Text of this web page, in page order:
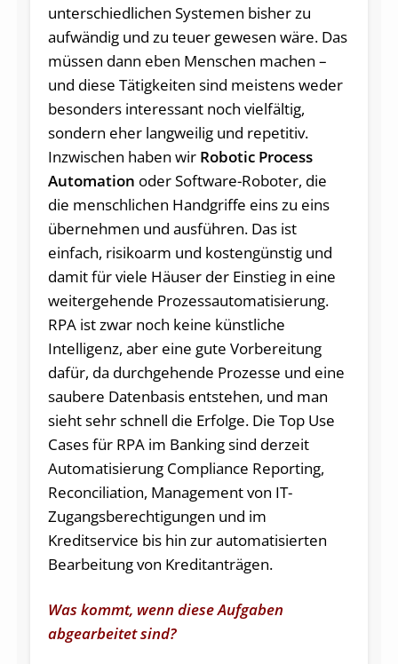
unterschiedlichen Systemen bisher zu
aufwändig und zu teuer gewesen wäre. Das
müssen dann eben Menschen machen –
und diese Tätigkeiten sind meistens weder
besonders interessant noch vielfältig,
sondern eher langweilig und repetitiv.
Inzwischen haben wir Robotic Process
Automation oder Software-Roboter, die
die menschlichen Handgriffe eins zu eins
übernehmen und ausführen. Das ist
einfach, risikoarm und kostengünstig und
damit für viele Häuser der Einstieg in eine
weitergehende Prozessautomatisierung.
RPA ist zwar noch keine künstliche
Intelligenz, aber eine gute Vorbereitung
dafür, da durchgehende Prozesse und eine
saubere Datenbasis entstehen, und man
sieht sehr schnell die Erfolge. Die Top Use
Cases für RPA im Banking sind derzeit
Automatisierung Compliance Reporting,
Reconciliation, Management von IT-
Zugangsberechtigungen und im
Kreditservice bis hin zur automatisierten
Bearbeitung von Kreditanträgen.
Was kommt, wenn diese Aufgaben
abgearbeitet sind?